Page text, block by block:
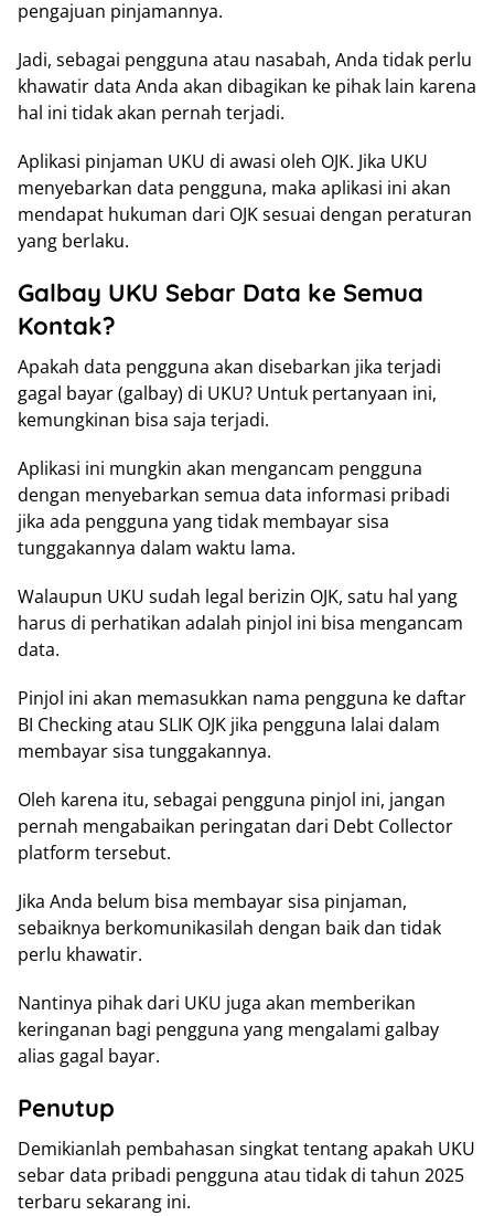
pengajuan pinjamannya.
Jadi, sebagai pengguna atau nasabah, Anda tidak perlu
khawatir data Anda akan dibagikan ke pihak lain karena
hal ini tidak akan pernah terjadi.
Aplikasi pinjaman UKU di awasi oleh OJK. Jika UKU
menyebarkan data pengguna, maka aplikasi ini akan
mendapat hukuman dari OJK sesuai dengan peraturan
yang berlaku.
Galbay UKU Sebar Data ke Semua
Kontak?
Apakah data pengguna akan disebarkan jika terjadi
gagal bayar (galbay) di UKU? Untuk pertanyaan ini,
kemungkinan bisa saja terjadi.
Aplikasi ini mungkin akan mengancam pengguna
dengan menyebarkan semua data informasi pribadi
jika ada pengguna yang tidak membayar sisa
tunggakannya dalam waktu lama.
Walaupun UKU sudah legal berizin OJK, satu hal yang
harus di perhatikan adalah pinjol ini bisa mengancam
data.
Pinjol ini akan memasukkan nama pengguna ke daftar
BI Checking atau SLIK OJK jika pengguna lalai dalam
membayar sisa tunggakannya.
Oleh karena itu, sebagai pengguna pinjol ini, jangan
pernah mengabaikan peringatan dari Debt Collector
platform tersebut.
Jika Anda belum bisa membayar sisa pinjaman,
sebaiknya berkomunikasilah dengan baik dan tidak
perlu khawatir.
Nantinya pihak dari UKU juga akan memberikan
keringanan bagi pengguna yang mengalami galbay
alias gagal bayar.
Penutup
Demikianlah pembahasan singkat tentang apakah UKU
sebar data pribadi pengguna atau tidak di tahun 2025
terbaru sekarang ini.